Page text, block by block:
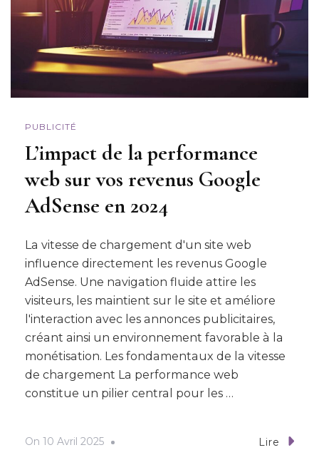
PUBLICITÉ
L’impact de la performance
web sur vos revenus Google
AdSense en 2024
La vitesse de chargement d'un site web
influence directement les revenus Google
AdSense. Une navigation fluide attire les
visiteurs, les maintient sur le site et améliore
l'interaction avec les annonces publicitaires,
créant ainsi un environnement favorable à la
monétisation. Les fondamentaux de la vitesse
de chargement La performance web
constitue un pilier central pour les …
On 10 Avril 2025 Lire